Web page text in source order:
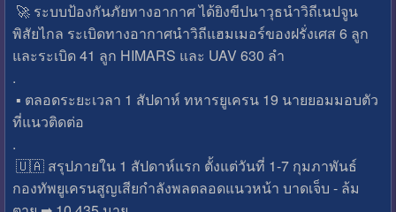
🚀 ระบบป้องกันภัยทางอากาศ ได้ยิงขีปนาวุธนำวิถีเนปจูน
พิสัยไกล ระเบิดทางอากาศนำวิถีแฮมเมอร์ของฝรั่งเศส 6 ลูก
และระเบิด 41 ลูก HIMARS และ UAV 630 ลำ
.
▪ ตลอดระยะเวลา 1 สัปดาห์ ทหารยูเครน 19 นายยอมมอบตัว
ที่แนวติดต่อ
.
🇺🇦 สรุปภายใน 1 สัปดาห์แรก ตั้งแต่วันที่ 1-7 กุมภาพันธ์
กองทัพยูเครนสูญเสียกำลังพลตลอดแนวหน้า บาดเจ็บ - ล้ม